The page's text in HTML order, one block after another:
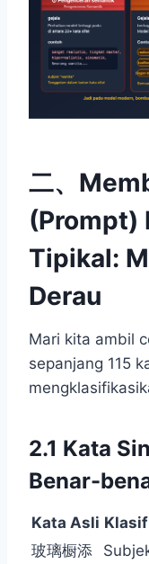
二、
(Prompt)
Tipikal:
Derau
Mari kita ambil
sepanjang 115
2.1 Kata
Benar-
Kata Asli
玻璃橱添